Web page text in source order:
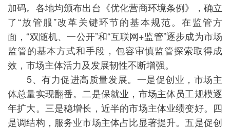
加码。各地均颁布出台《优化营商环境条例》，确立
了“放管服”改革关键环节的基本规范。在监管方
面，“双随机、一公开”和“互联网+监管”逐步成为市场
监管的基本方式和手段，包容审慎监管探索取得成
效，市场主体活力及发展韧性不断增强。
5、有力促进高质量发展。一是促创业，市场主
体总量实现翻番。二是保就业，市场主体员工规模逐
年扩大。三是稳增长，近半的市场主体业绩变好。四
是调结构，服务业市场主体占比显著提升。五是促创